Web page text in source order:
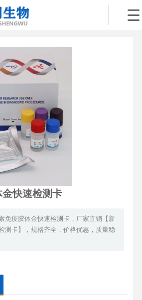
快速检测卡
免疫胶体金快速检测卡，厂家直销【新
测卡】，规格齐全，价格优惠，质量稳